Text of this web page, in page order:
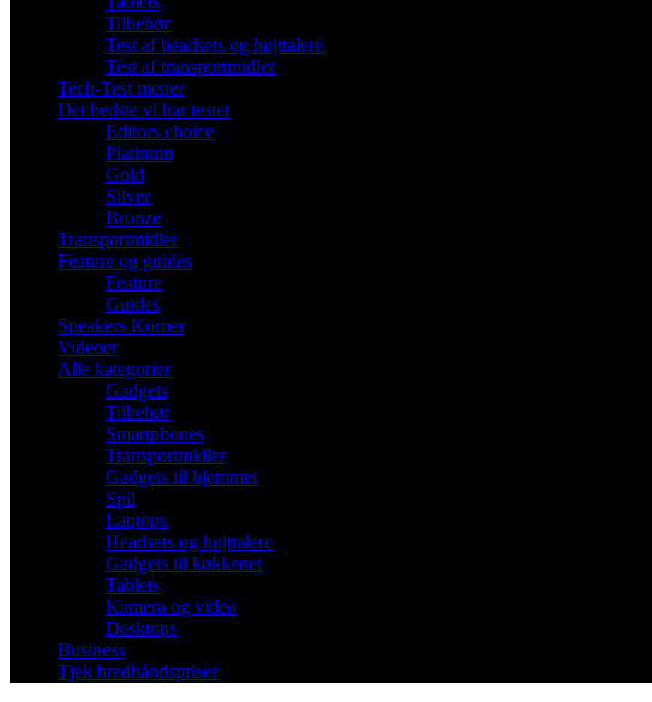
Tilbehør
Test af headsets og højttalere
Test af transportmidler
Tech-Test mener
Det bedste vi har testet
Editors choice
Platinum
Gold
Silver
Bronze
Transportmidler
Feature og guides
Feature
Guides
Speakers Korner
Videoer
Alle kategorier
Gadgets
Tilbehør
Smartphones
Transportmidler
Gadgets til hjemmet
Spil
Laptops
Headsets og højttalere
Gadgets til køkkenet
Tablets
Kamera og video
Desktops
Business
Tjek bredbåndspriser